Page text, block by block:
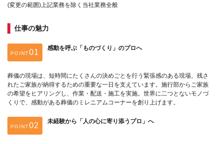
(変更の範囲)上記業務を除く当社業務全般
仕事の魅力
POINT
感動を呼ぶ「ものづくり」のプロへ
葬儀の現場は、短時間にたくさんの決めごとを行う緊張感のある現場。残さ
れたご家族が納得するための重要な一日を支えています。施行部からご家族
の希望をヒアリングし、作業・配送・施工を実施。世界に二つとないモノづ
くりで、感動がある葬儀のミレニアムコーナーを創り上げます。
POINT
未経験から「人の心に寄り添うプロ」へ